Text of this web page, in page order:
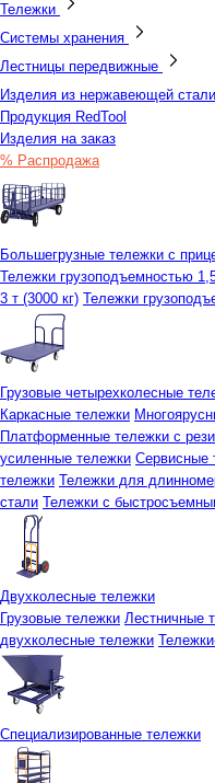
Тележки
Системы хранения
Лестницы передвижные
Изделия из нержавеющей стали
Продукция RedTool
Изделия на заказ
% Распродажа
Большегрузные тележки с
Тележки грузоподъемностью
3 т (3000 кг) Тележки
Грузовые четырехколесные
Каркасные тележки
Платформенные тележки с
усиленные тележки Сервисные
тележки Тележки для
стали Тележки с
Двухколесные тележки
Грузовые тележки Лестничные
двухколесные тележки
Специализированные тележки